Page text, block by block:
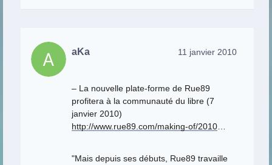
aKa 11 janvier 2010
– La nouvelle plate-forme de Rue89
profitera à la communauté du libre (7
janvier 2010)
http://www.rue89.com/making-of/2010
"Mais depuis ses débuts, Rue89 travaille